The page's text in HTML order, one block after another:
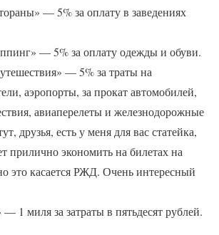
— 5% за оплату в заведениях
— 5% за оплату одежды и обуви.
— 5% за траты на
аэропорты, за прокат автомобилей,
авиаперелеты и железнодорожные
друзья, есть у меня для вас статейка,
прилично экономить на билетах на
это касается РЖД. Очень интересный
1 миля за затраты в пятьдесят рублей.